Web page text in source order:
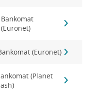
Bankomat
(Euronet)
(Euronet)
(Planet